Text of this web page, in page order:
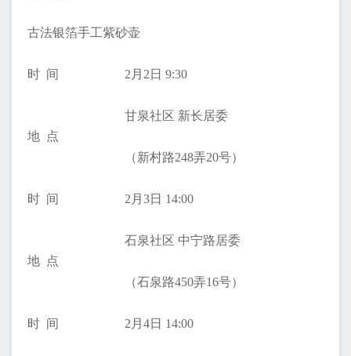
古法银箔手工紫砂壶
时 间 2月2日 9:30
地 点
甘泉社区 新长居委
（新村路248弄20号）
时 间 2月3日 14:00
地 点
石泉社区 中宁路居委
（石泉路450弄16号）
时 间 2月4日 14:00